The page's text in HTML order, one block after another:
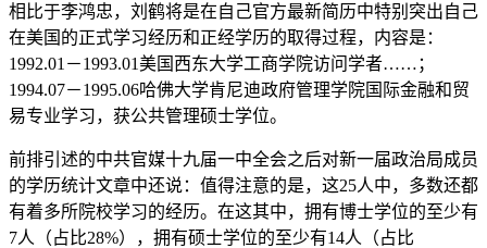
相比于李鸿忠，刘鹤将是在自己官方最新简历中特别突出自己
在美国的正式学习经历和正经学历的取得过程，内容是：
1992.01－1993.01美国西东大学工商学院访问学者……；
1994.07－1995.06哈佛大学肯尼迪政府管理学院国际金融和贸
易专业学习，获公共管理硕士学位。
前排引述的中共官媒十九届一中全会之后对新一届政治局成员
的学历统计文章中还说：值得注意的是，这25人中，多数还都
有着多所院校学习的经历。在这其中，拥有博士学位的至少有
7人（占比28%），拥有硕士学位的至少有14人（占比